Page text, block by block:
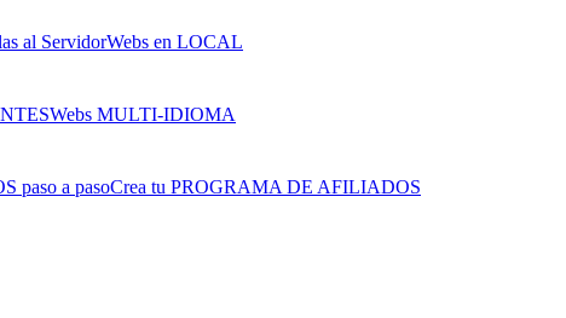
Webs en LOCAL
Webs MULTI-IDIOMA
Crea tu PROGRAMA DE AFILIADOS